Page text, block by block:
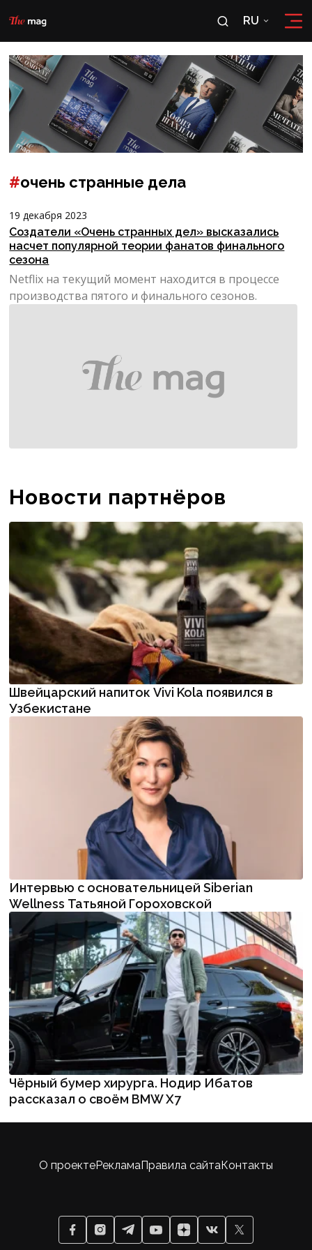
RU
RU
OʻZ
#очень странные дела
19 декабря 2023
Создатели «Очень странных дел» высказались
насчет популярной теории фанатов финального
сезона
Netflix на текущий момент находится в процессе
производства пятого и финального сезонов.
Новости партнёров
Швейцарский напиток Vivi Kola появился в
Узбекистане
Интервью с основательницей Siberian
Wellness Татьяной Гороховской
Чёрный бумер хирурга. Нодир Ибатов
рассказал о своём BMW X7
О проектеРекламаПравила сайтаКонтакты